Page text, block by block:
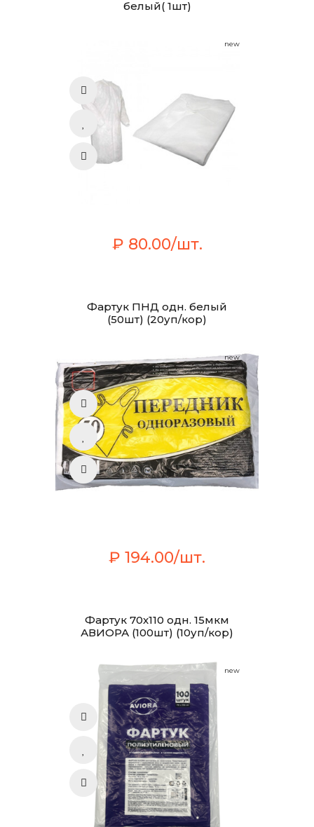
белый( 1шт)
new
₽ 80.00/шт.
Фартук ПНД одн. белый
(50шт) (20уп/кор)
new
₽ 194.00/шт.
Фартук 70х110 одн. 15мкм
АВИОРА (100шт) (10уп/кор)
new